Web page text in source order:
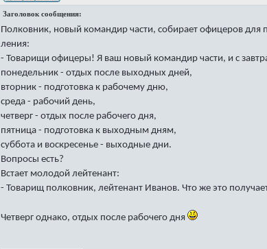
Заголовок сообщения:
Полковник, новый командир части, собирает офицеров для
ления:
- Товарищи офицеры! Я ваш новый командир части, и с
понедельник - отдых после выходных дней,
вторник - подготовка к рабочему дню,
среда - рабочий день,
четверг - отдых после рабочего дня,
пятница - подготовка к выходным дням,
суббота и воскресенье - выходные дни.
Вопросы есть?
Встает молодой лейтенант:
- Товарищ полковник, лейтенант Иванов. Что же это
Четверг однако, отдых после рабочего дня